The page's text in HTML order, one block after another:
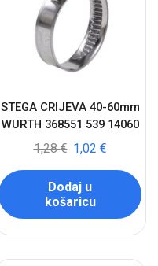
STEGA CRIJEVA 40-60mm
WURTH 368551 539 14060
1,28€ 1,02 €
Dodaj u
košaricu